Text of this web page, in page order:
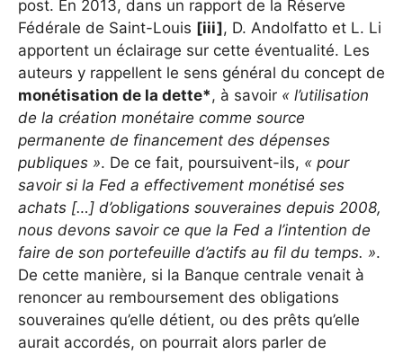
post. En 2013, dans un rapport de la Réserve
Fédérale de Saint-Louis [iii], D. Andolfatto et L. Li
apportent un éclairage sur cette éventualité. Les
auteurs y rappellent le sens général du concept de
monétisation de la dette*, à savoir « l’utilisation
de la création monétaire comme source
permanente de financement des dépenses
publiques ». De ce fait, poursuivent-ils, « pour
savoir si la Fed a effectivement monétisé ses
achats […] d’obligations souveraines depuis 2008,
nous devons savoir ce que la Fed a l’intention de
faire de son portefeuille d’actifs au fil du temps. ».
De cette manière, si la Banque centrale venait à
renoncer au remboursement des obligations
souveraines qu’elle détient, ou des prêts qu’elle
aurait accordés, on pourrait alors parler de